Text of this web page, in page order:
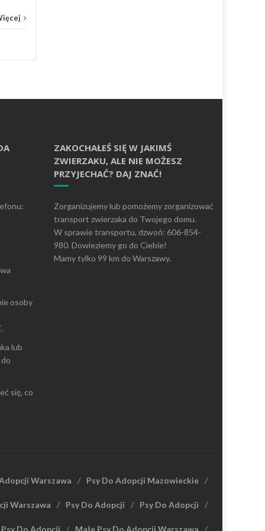
osoby
lub
się, co
ZAKOCHAŁEŚ SIĘ W JAKIMŚ
ZWIERZAKU, ALE NIE MOŻESZ
PRZYJECHAĆ? DAJ ZNAĆ!
Zorganizujemy lub pomożemy zorganizować
transport zwierzaka do Twojego domu.
W sprawie transportu, dzwoń: 606-854-
980. Dowieziemy go do Ciebie!
Mamy tylko 99 km do Warszawy.
Warszawa Psy Do Adopcji Mazowieckie
Warszawa Psy Do Adopcji Psy Do Adopcji